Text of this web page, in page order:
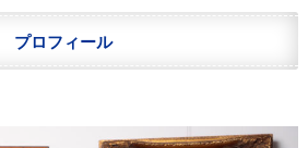
プロフィール